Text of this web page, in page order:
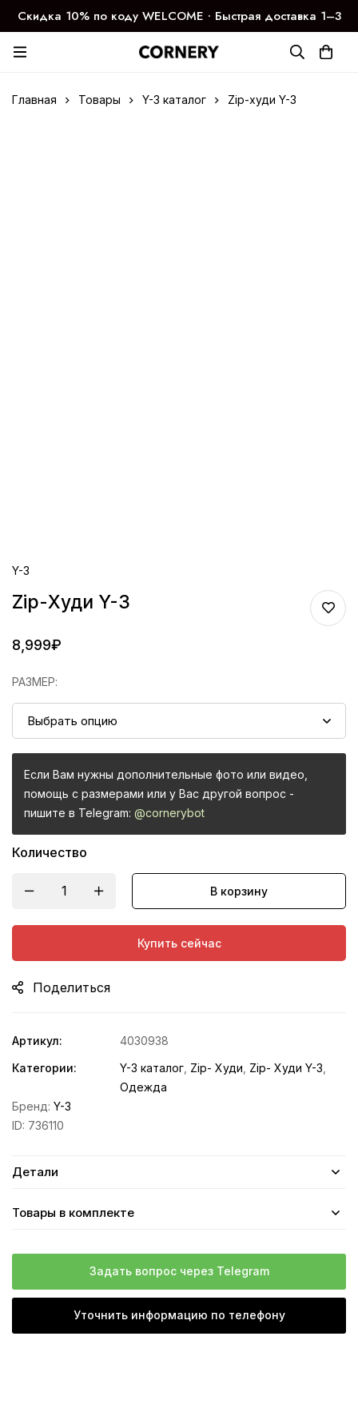
Скидка 10% по коду WELCOME ∙ Быстрая доставка 1–3
дня
Главная Товары Y-3 каталог Zip-худи Y-3
Y-3
Zip-Худи Y-3
8,999₽
РАЗМЕР:
Если Вам нужны дополнительные фото или видео,
помощь с размерами или у Вас другой вопрос -
пишите в Telegram: @cornerybot
Количество
В корзину
Купить сейчас
Поделиться
Артикул:
4030938
Категории:
Y-3 каталог Zip- Худи Zip- Худи Y-3
Одежда
Бренд: Y-3
ID: 736110
Детали
Товары в комплекте
Задать вопрос через Telegram
Уточнить информацию по телефону